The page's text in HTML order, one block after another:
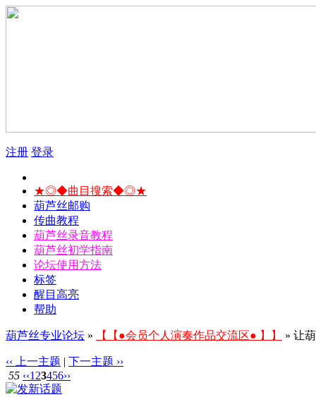
注册 登录
★◎◆曲目搜索◆◎★
葫芦丝邮购
传曲教程
葫芦丝录音教程
葫芦丝初学指南
论坛使用方法
标签
醒目高亮
帮助
葫芦丝专业论坛 » 【【●会员个人演奏作品交流区● 】】 » 让
‹‹ 上一主题 | 下一主题 ››
55 ‹‹1 23456››